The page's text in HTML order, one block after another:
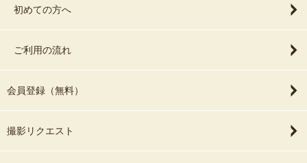
初めての方へ
ご利用の流れ
会員登録（無料）
撮影リクエスト